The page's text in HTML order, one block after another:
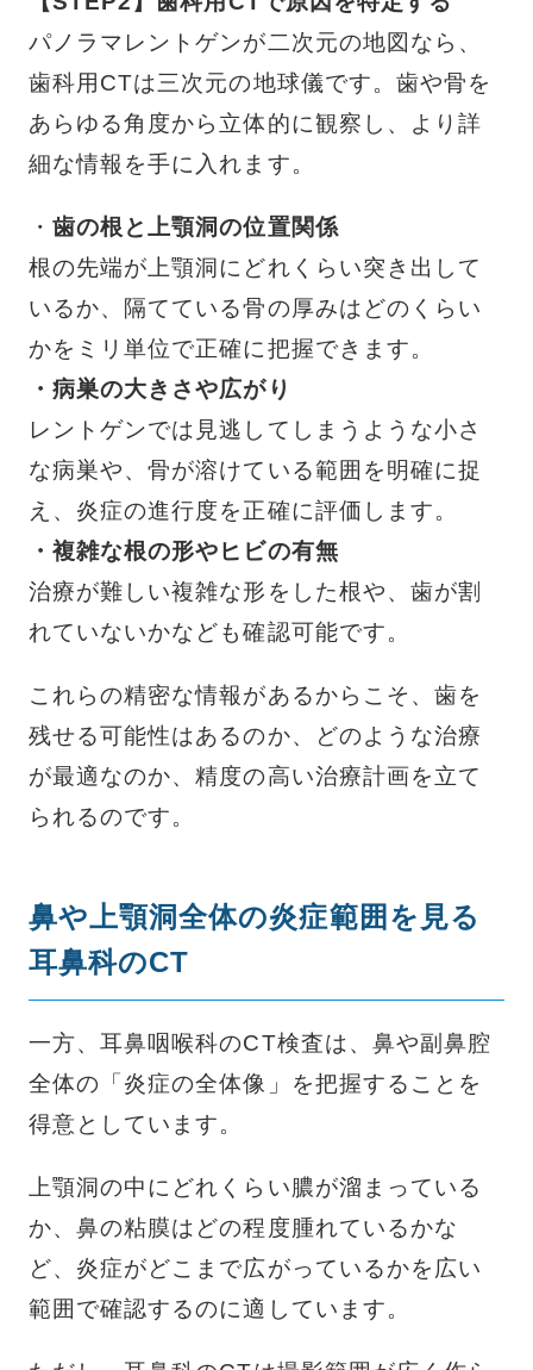
パノラマレントゲンが二次元の地図なら、
歯科用CTは三次元の地球儀です。歯や骨を
あらゆる角度から立体的に観察し、より詳
細な情報を手に入れます。
・ 歯の根と上顎洞の位置関係
根の先端が上顎洞にどれくらい突き出して
いるか、隔てている骨の厚みはどのくらい
かをミリ単位で正確に把握できます。
・病巣の大きさや広がり
レントゲンでは見逃してしまうような小さ
な病巣や、骨が溶けている範囲を明確に捉
え、炎症の進行度を正確に評価します。
・複雑な根の形やヒビの有無
治療が難しい複雑な形をした根や、歯が割
れていないかなども確認可能です。
これらの精密な情報があるからこそ、歯を
残せる可能性はあるのか、どのような治療
が最適なのか、精度の高い治療計画を立て
られるのです。
鼻や上顎洞全体の炎症範囲を見る
耳鼻科のCT
一方、耳鼻咽喉科のCT検査は、鼻や副鼻腔
全体の「炎症の全体像」を把握することを
得意としています。
上顎洞の中にどれくらい膿が溜まっている
か、鼻の粘膜はどの程度腫れているかな
ど、炎症がどこまで広がっているかを広い
範囲で確認するのに適しています。